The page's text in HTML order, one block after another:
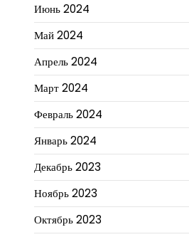
Июнь 2024
Май 2024
Апрель 2024
Март 2024
Февраль 2024
Январь 2024
Декабрь 2023
Ноябрь 2023
Октябрь 2023